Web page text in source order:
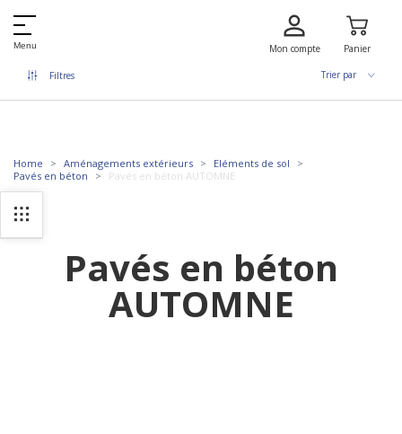
Menu Mon compte Panier
Filtres Trier par
Home Aménagements extérieurs
Eléments de sol
Pavés en béton
Pavés en béton AUTOMNE
Pavés en béton
AUTOMNE